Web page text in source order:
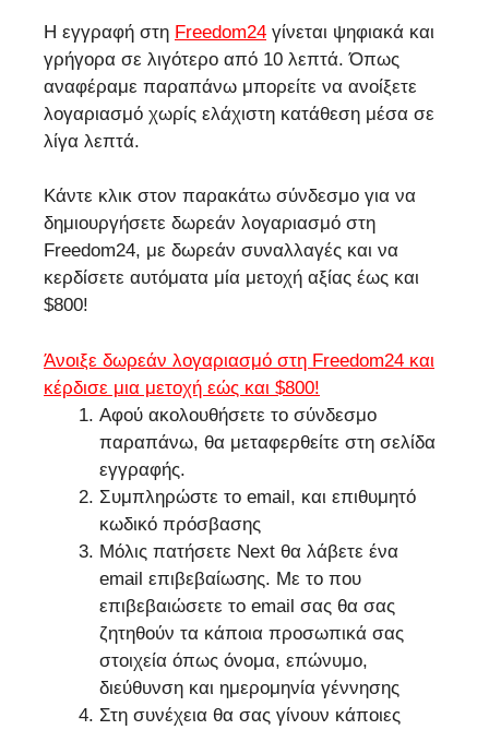
Η εγγραφή στη Freedom24 γίνεται ψηφιακά και
γρήγορα σε λιγότερο από 10 λεπτά. Όπως
αναφέραμε παραπάνω μπορείτε να ανοίξετε
λογαριασμό χωρίς ελάχιστη κατάθεση μέσα σε
λίγα λεπτά.
Κάντε κλικ στον παρακάτω σύνδεσμο για να
δημιουργήσετε δωρεάν λογαριασμό στη
Freedom24, με δωρεάν συναλλαγές και να
κερδίσετε αυτόματα μία μετοχή αξίας έως και
$800!
Άνοιξε δωρεάν λογαριασμό στη Freedom24 και
κέρδισε μια μετοχή εώς και $800!
Αφού ακολουθήσετε το σύνδεσμο
παραπάνω, θα μεταφερθείτε στη σελίδα
εγγραφής.
Συμπληρώστε το email, και επιθυμητό
κωδικό πρόσβασης
Μόλις πατήσετε Next θα λάβετε ένα
email επιβεβαίωσης. Με το που
επιβεβαιώσετε το email σας θα σας
ζητηθούν τα κάποια προσωπικά σας
στοιχεία όπως όνομα, επώνυμο,
διεύθυνση και ημερομηνία γέννησης
Στη συνέχεια θα σας γίνουν κάποιες